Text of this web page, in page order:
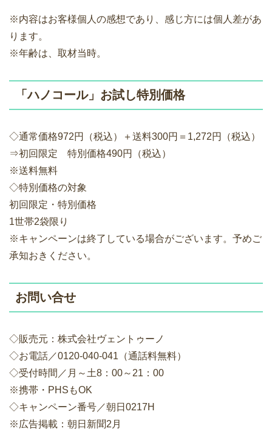
※内容はお客様個人の感想であり、感じ方には個人差があ
ります。
※年齢は、取材当時。
「ハノコール」お試し特別価格
◇通常価格972円（税込）＋送料300円＝1,272円（税込）
⇒初回限定 特別価格490円（税込）
※送料無料
◇特別価格の対象
初回限定・特別価格
1世帯2袋限り
※キャンペーンは終了している場合がございます。予めご
承知おきください。
お問い合せ
◇販売元：株式会社ヴェントゥーノ
◇お電話／0120-040-041（通話料無料）
◇受付時間／月～土8：00～21：00
※携帯・PHSもOK
◇キャンペーン番号／朝日0217H
※広告掲載：朝日新聞2月